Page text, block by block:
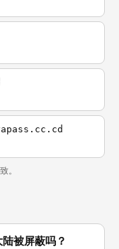
。
被屏蔽吗？